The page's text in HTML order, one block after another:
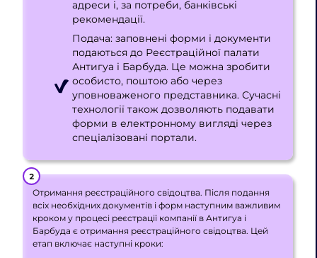
адреси і, за потреби, банківські
рекомендації.
Подача: заповнені форми і документи
подаються до Реєстраційної палати
Антигуа і Барбуда. Це можна зробити
особисто, поштою або через
уповноваженого представника. Сучасні
технології також дозволяють подавати
форми в електронному вигляді через
спеціалізовані портали.
Отримання реєстраційного свідоцтва. Після подання
всіх необхідних документів і форм наступним важливим
кроком у процесі реєстрації компанії в Антигуа і
Барбуда є отримання реєстраційного свідоцтва. Цей
етап включає наступні кроки: